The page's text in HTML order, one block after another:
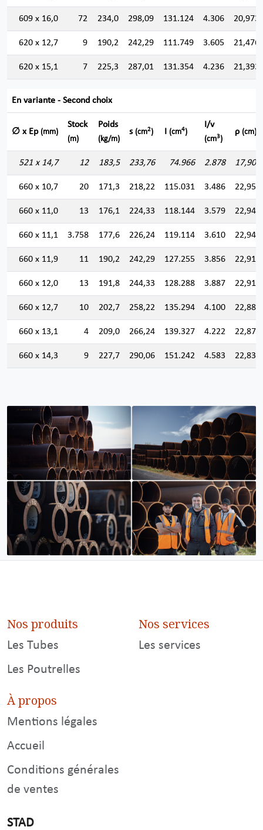
609 x 16,0 72 234,0 298,09 131.124 4.306 20,973
620 x 12,7 9 190,2 242,29 111.749 3.605 21,476
620 x 15,1 7 225,3 287,01 131.354 4.236 21,393
En variante - Second choix
∅ x Ep (mm)
Stock
(m)
Poids
(kg/m)
s (cm2) I (cm4)
I/v
(cm3)
ρ (cm)
521 x 14,7 12 183,5 233,76 74.966 2.878 17,907
660 x 10,7 20 171,3 218,22 115.031 3.486 22,959
660 x 11,0 13 176,1 224,33 118.144 3.579 22,948
660 x 11,1 3.758 177,6 226,24 119.114 3.610 22,945
660 x 11,9 11 190,2 242,29 127.255 3.856 22,917
660 x 12,0 13 191,8 244,33 128.288 3.887 22,914
660 x 12,7 10 202,7 258,22 135.294 4.100 22,889
660 x 13,1 4 209,0 266,24 139.327 4.222 22,876
660 x 14,3 9 227,7 290,06 151.242 4.583 22,834
Nos produits
Les Tubes
Les Poutrelles
Nos services
Les services
À propos
Mentions légales
Accueil
Conditions générales
de ventes
STAD